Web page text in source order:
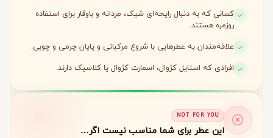
کسانی که به دنبال رایحه‌ای شیک، مردانه و باوقار برای استفاده
روزمره هستند.
علاقه‌مندان به عطرهایی با شروع مرکباتی و پایان چرمی و چوبی.
افرادی که استایل کژوال، اسمارت کژوال یا کلاسیک دارند.
NOT FOR YOU
این عطر برای شما مناسب نیست اگر…